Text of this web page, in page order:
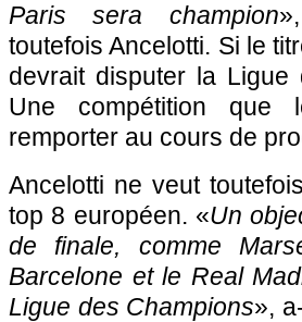
Paris sera champion
toutefois Ancelotti. Si le
devrait disputer la Ligue
Une compétition que
remporter au cours de
Ancelotti ne veut
top 8 européen. «Un
de finale, comme
Barcelone et le Real
Ligue des Champions»,